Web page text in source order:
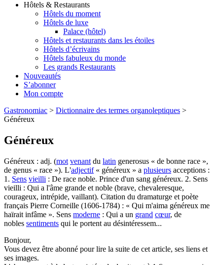
Hôtels & Restaurants
Hôtels du moment
Hôtels de luxe
Palace (hôtel)
Hôtels et restaurants dans les étoiles
Hôtels d’écrivains
Hôtels fabuleux du monde
Les grands Restaurants
Nouveautés
S’abonner
Mon compte
Gastronomiac > Dictionnaire des termes organoleptiques >
Généreux
Généreux
Généreux : adj. (mot venant du latin generosus « de bonne race »,
de genus « race »). L'adjectif« généreux » a plusieurs acceptions :
1. Sens vieilli : De race noble. Prince d'un sang généreux. 2. Sens
vieilli : Qui a l'âme grande et noble (brave, chevaleresque,
courageux, intrépide, vaillant). Citation du dramaturge et poète
français Pierre Corneille (1606-1784) : « Qui m'aima généreux me
haïrait infâme ». Sens moderne : Qui a un grand cœur, de
nobles sentiments qui le portent au désintéressem...
Bonjour,
Vous devez être abonné pour lire la suite de cet article, ses liens et
ses images.